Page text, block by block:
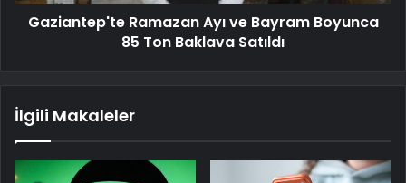
Gaziantep'te Ramazan Ayı ve Bayram Boyunca
85 Ton Baklava Satıldı
İlgili Makaleler